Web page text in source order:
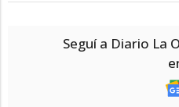
Seguí a Diario La